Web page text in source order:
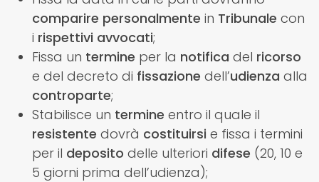
comparire personalmente in Tribunale con
i rispettivi avvocati;
Fissa un termine per la notifica del ricorso
e del decreto di fissazione dell’udienza alla
controparte;
Stabilisce un termine entro il quale il
resistente dovrà costituirsi e fissa i termini
per il deposito delle ulteriori difese (20, 10 e
5 giorni prima dell’udienza);